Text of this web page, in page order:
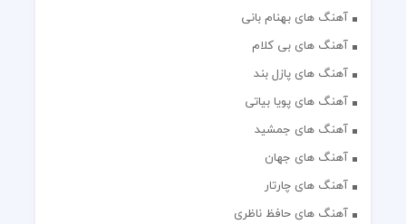
آهنگ های بهنام بانی
آهنگ های بی کلام
آهنگ های پازل بند
آهنگ های پویا بیاتی
آهنگ های جمشید
آهنگ های جهان
آهنگ های چارتار
آهنگ های حافظ ناظری